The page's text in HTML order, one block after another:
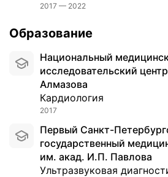
2017 — 2022
Образование
Национальный медицинский
исследовательский
Алмазова
Кардиология
2017
Первый Санкт-Петербургский
государственный
им. акад. И.П. Павлова
Ультразвуковая